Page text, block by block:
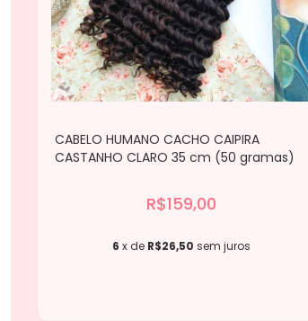
CABELO HUMANO CACHO CAIPIRA
CASTANHO CLARO 35 cm (50 gramas)
R$159,00
6 x de R$26,50 sem juros